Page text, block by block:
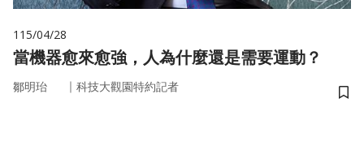
115/04/28
當機器愈來愈強，人為什麼還是需要運動？
鄒明珆 ｜ 科技大觀園特約記者
儲